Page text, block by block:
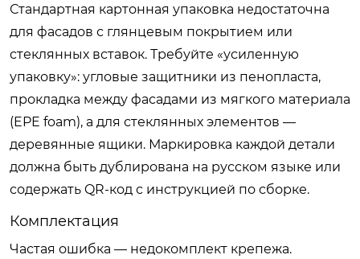
Стандартная картонная упаковка недостаточна
для фасадов с глянцевым покрытием или
стеклянных вставок. Требуйте «усиленную
упаковку»: угловые защитники из пенопласта,
прокладка между фасадами из мягкого материала
(EPE foam), а для стеклянных элементов —
деревянные ящики. Маркировка каждой детали
должна быть дублирована на русском языке или
содержать QR-код с инструкцией по сборке.
Комплектация
Частая ошибка — недокомплект крепежа.